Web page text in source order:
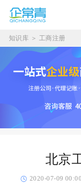
知识库 ＞ 工商注册
北京
2020-07-09